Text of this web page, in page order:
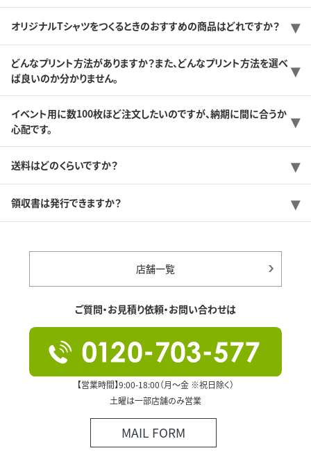
オリジナルTシャツをつくるときのおすすめの商品はどれですか？
どんなプリント方法がありますか？また、どんなプリント方法を選べ
ば良いのか分かりません。
イベント用に数100枚ほど注文したいのですが、納期に間に合うか
心配です。
送料はどのくらいですか？
領収書は発行できますか？
店舗一覧
ご質問・お見積り依頼・お問い合わせは
【営業時間】9:00-18:00（月～金 ※祝日除く）
土曜は一部店舗のみ営業
MAIL FORM